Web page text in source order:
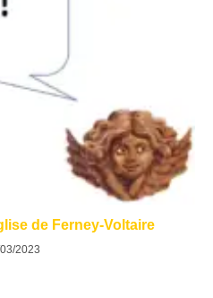
de Ferney-Voltaire
2023